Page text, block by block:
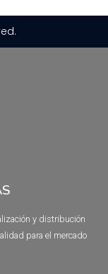
y distribución
para el mercado